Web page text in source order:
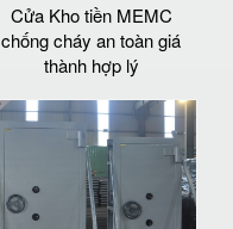
Cửa Kho tiền MEMC
chống cháy an toàn giá
thành hợp lý